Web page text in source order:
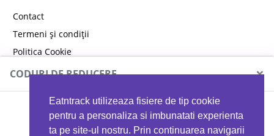
Eatntrack utilizeaza fisiere de tip cookie
pentru a personaliza si imbunatati experienta
ta pe site-ul nostru. Prin continuarea navigarii
Contact
Termeni și condiții
Politica Cookie
Politica de confidențialitate
CODURI DE REDUCERE ×
MYPROTEIN